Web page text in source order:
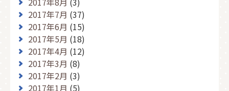
2017年7月 (37)
2017年6月 (15)
2017年5月 (18)
2017年4月 (12)
2017年3月 (8)
2017年2月 (3)
2017年1月 (5)